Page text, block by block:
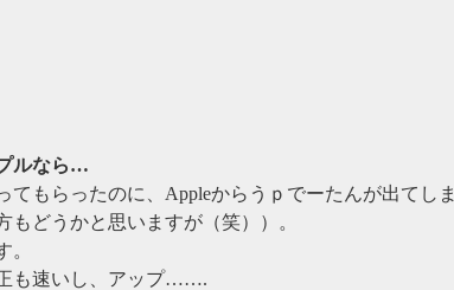
ルなら…
てもらったのに、Appleからうｐでーたんが出てしま
どうかと思いますが（笑））。
。
も速いし、アップ…….